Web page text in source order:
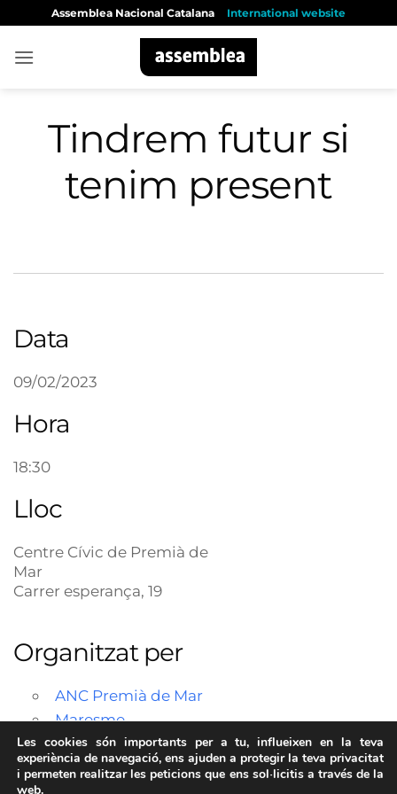
content
Assemblea Nacional Catalana International website
Tindrem futur si
tenim present
Data
09/02/2023
Hora
18:30
Lloc
Centre Cívic de Premià de
Mar
Carrer esperança, 19
Organitzat per
ANC Premià de Mar
Maresme
Les cookies són importants per a tu, influeixen en la teva
experiència de navegació, ens ajuden a protegir la teva privacitat
i permeten realitzar les peticions que ens sol·licitis a través de la
web.